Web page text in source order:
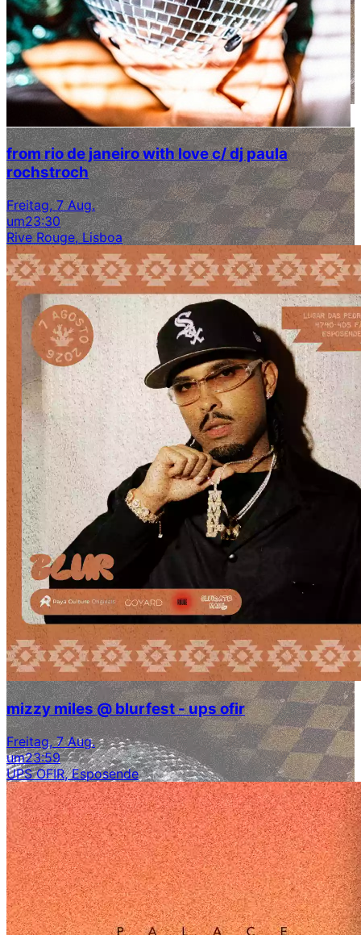
from rio de janeiro with love c/ dj paula
rochstroch
Freitag, 7 Aug.
um23:30
Rive Rouge, Lisboa
mizzy miles @ blurfest - ups ofir
Freitag, 7 Aug.
um23:59
UPS OFIR, Esposende